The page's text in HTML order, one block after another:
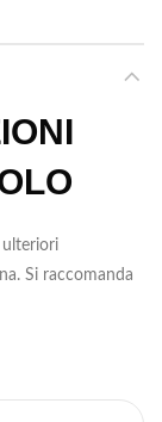
ulteriori
Si raccomanda